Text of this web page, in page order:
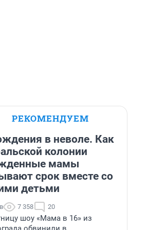
РЕКОМЕНДУЕМ
в неволе. Как
колонии
мамы
срок вместе со
детьми
7 358 20
шоу «Мама в 16» из